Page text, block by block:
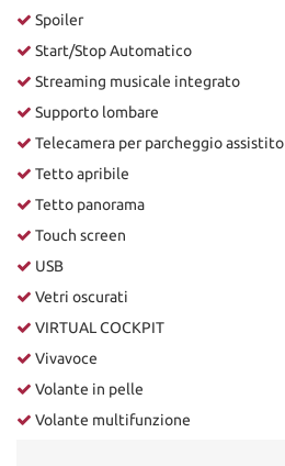
Spoiler
Start/Stop Automatico
Streaming musicale integrato
Supporto lombare
Telecamera per parcheggio assistito
Tetto apribile
Tetto panorama
Touch screen
USB
Vetri oscurati
VIRTUAL COCKPIT
Vivavoce
Volante in pelle
Volante multifunzione